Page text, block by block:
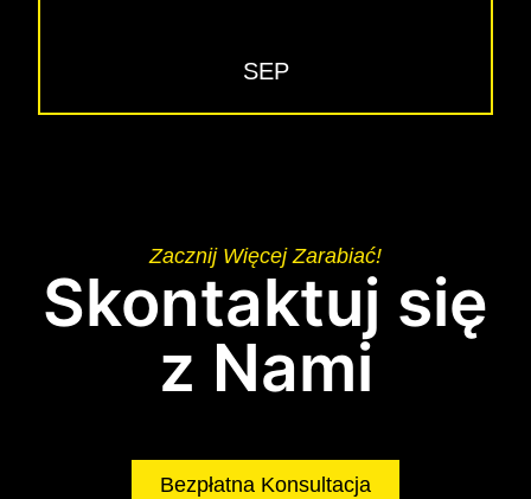
SEP
Zacznij Więcej Zarabiać!
Skontaktuj się
z Nami
Bezpłatna Konsultacja